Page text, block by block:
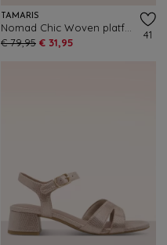
TAMARIS
€ 79,95 € 31,95
41